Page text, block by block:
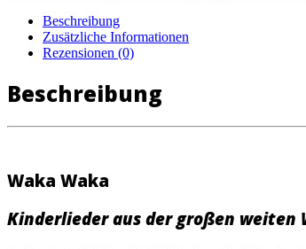
Beschreibung
Zusätzliche Informationen
Rezensionen (0)
Beschreibung
Waka Waka
Kinderlieder aus der großen weiten